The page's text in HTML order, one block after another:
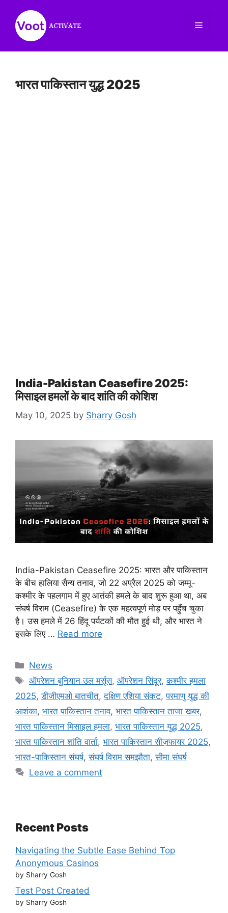
content
Menu
भारत पाकिस्तान युद्ध 2025
India-Pakistan Ceasefire 2025:
मिसाइल हमलों के बाद शांति की कोशिश
May 10, 2025 by Sharry Gosh
India-Pakistan Ceasefire 2025: भारत और पाकिस्तान
के बीच हालिया सैन्य तनाव, जो 22 अप्रैल 2025 को जम्मू-
कश्मीर के पहलगाम में हुए आतंकी हमले के बाद शुरू हुआ था, अब
संघर्ष विराम (Ceasefire) के एक महत्वपूर्ण मोड़ पर पहुँच चुका
है। उस हमले में 26 हिंदू पर्यटकों की मौत हुई थी, और भारत ने
इसके लिए … Read more
Categories
News
Tags
ऑपरेशन बुनियान उल मर्सूस,ऑपरेशन सिंदूर,कश्मीर हमला
2025,डीजीएमओ बातचीत,दक्षिण एशिया संकट,परमाणु युद्ध की
आशंका, भारत पाकिस्तान तनाव, भारत पाकिस्तान ताजा खबर,
भारत पाकिस्तान मिसाइल हमला, भारत पाकिस्तान युद्ध 2025,
भारत पाकिस्तान शांति वार्ता, भारत पाकिस्तान सीज़फायर 2025,
भारत-पाकिस्तान संघर्ष,संघर्ष विराम समझौता,सीमा संघर्ष
Leave a comment
Recent Posts
Navigating the Subtle Ease Behind Top
Anonymous Casinos
by Sharry Gosh
Test Post Created
by Sharry Gosh